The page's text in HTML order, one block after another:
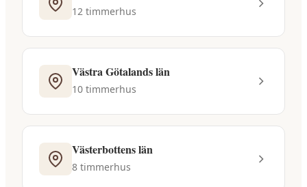
12 timmerhus
Västra Götalands län
10 timmerhus
Västerbottens län
8 timmerhus